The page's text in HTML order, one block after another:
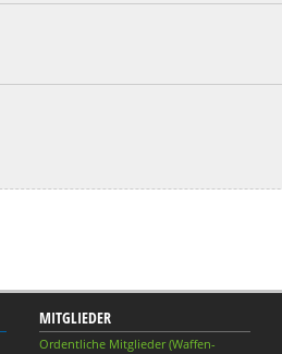
MITGLIEDER
Ordentliche Mitglieder (Waffen-